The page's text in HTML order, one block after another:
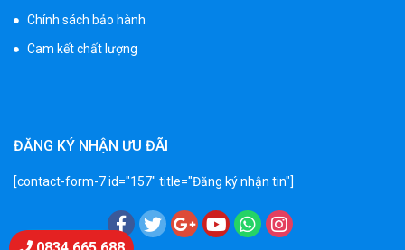
550.000 ₫
1.250.000 ₫
900.000 ₫
1.250.000 ₫
Chính sách bảo hành
Cam kết chất lượng
ĐĂNG KÝ NHẬN ƯU ĐÃI
[contact-form-7 id="157" title="Đăng ký nhận tin"]
Chat Zalo